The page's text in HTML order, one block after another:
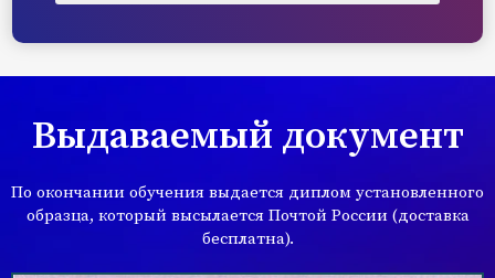
Выдаваемый документ
По окончании обучения выдается диплом установленного
образца, который высылается Почтой России (доставка
бесплатна).